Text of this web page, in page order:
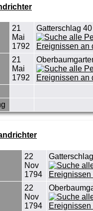
21
Mai
1792
Gatterschlag 40
21
Mai
1792
22
Nov
1794
22
Nov
1794